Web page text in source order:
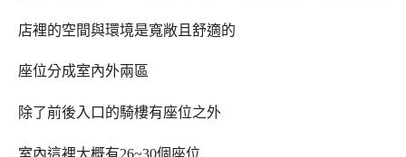
店裡的空間與環境是寬敞且舒適的
座位分成室內外兩區
除了前後入口的騎樓有座位之外
室內這裡大概有26~30個座位